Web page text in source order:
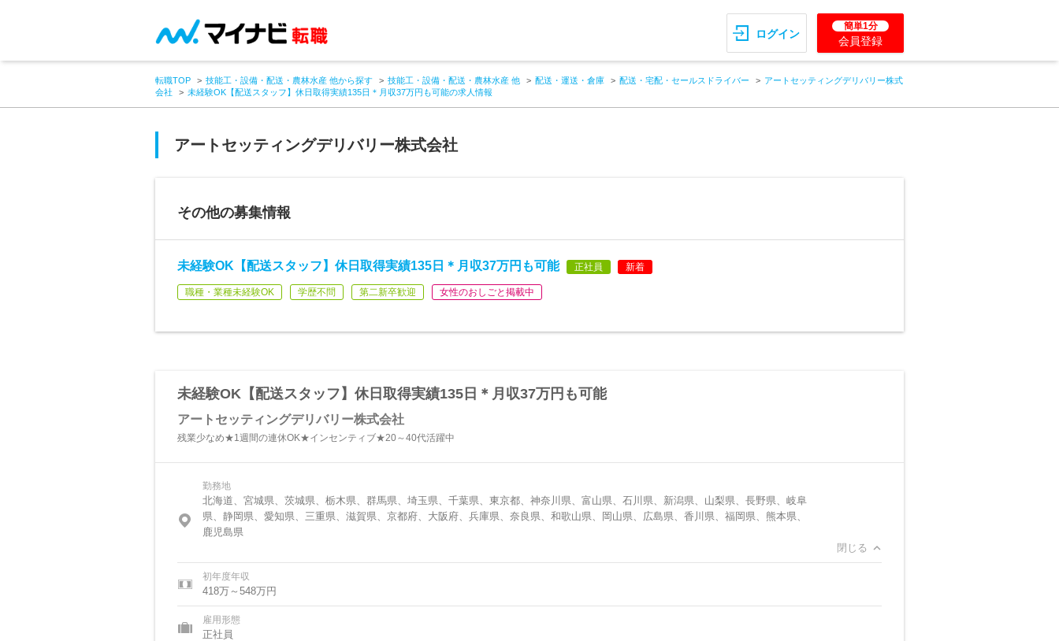
ログイン
簡単1分
会員登録
転職TOP 技能工・設備・配送・農林水産 他から探す 技能工・設備・配送・農林水産 他 配送・運送・倉庫 配送・宅配・セールスドライバー
アートセッティングデリバリー株式
会社
未経験OK【配送スタッフ】休日取得実績135日＊月収37万円も可能の求人情報
アートセッティングデリバリー株式会社
その他の募集情報
未経験OK【配送スタッフ】休日取得実績135日＊月収37万円も可能 正社員 新着
職種・業種未経験OK 学歴不問 第二新卒歓迎 女性のおしごと掲載中
未経験OK【配送スタッフ】休日取得実績135日＊月収37万円も可能
アートセッティングデリバリー株式会社
残業少なめ★1週間の連休OK★インセンティブ★20～40代活躍中
勤務地
北海道、宮城県、茨城県、栃木県、群馬県、埼玉県、千葉県、東京都、神奈川県、富山県、石川県、新潟県、山梨県、長野県、岐阜
県、静岡県、愛知県、三重県、滋賀県、京都府、大阪府、兵庫県、奈良県、和歌山県、岡山県、広島県、香川県、福岡県、熊本県、
鹿児島県
閉じる
初年度年収
418万～548万円
雇用形態
正社員